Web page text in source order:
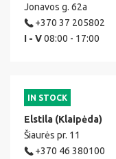
Jonavos g. 62a
+370 37 205802
I - V08:00 - 17:00
IN STOCK
Elstila (Klaipėda)
Šiaurės pr. 11
+370 46 380100